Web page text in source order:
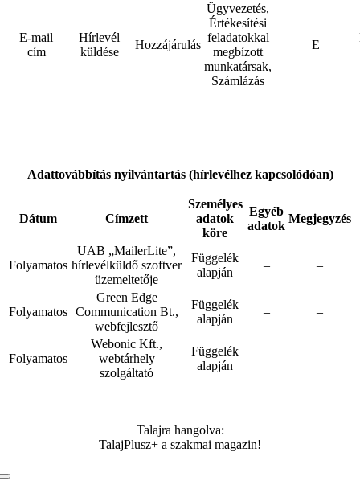
E-mail
cím
Hírlevél
küldése
Hozzájárulás
Ügyvezetés,
Értékesítési
feladatokkal
megbízott
munkatársak,
Számlázás
E
Adattovábbítás nyilvántartás (hírlevélhez kapcsolódóan)
Dátum Címzett
Személyes
adatok
köre
Egyéb
adatok
Megjegyzés
Folyamatos
UAB „MailerLite”,
hírlevélküldő szoftver
üzemeltetője
Függelék
alapján
– –
Folyamatos
Green Edge
Communication Bt.,
webfejlesztő
Függelék
alapján
– –
Folyamatos
Webonic Kft.,
webtárhely
szolgáltató
Függelék
alapján
– –
Talajra hangolva:
TalajPlusz+ a szakmai magazin!
Toggle